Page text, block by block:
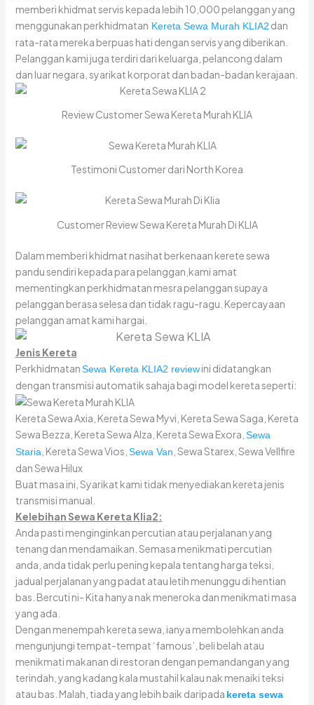
memberi khidmat servis kepada lebih 10,000 pelanggan yang
menggunakan perkhidmatan Kereta Sewa Murah KLIA2 dan
rata-rata mereka berpuas hati dengan servis yang diberikan.
Pelanggan kami juga terdiri dari keluarga, pelancong dalam
dan luar negara, syarikat korporat dan badan-badan kerajaan.
Review Customer Sewa Kereta Murah KLIA
Testimoni Customer dari North Korea
Customer Review Sewa Kereta Murah Di KLIA
Dalam memberi khidmat nasihat berkenaan kerete sewa
pandu sendiri kepada para pelanggan,kami amat
mementingkan perkhidmatan mesra pelanggan supaya
pelanggan berasa selesa dan tidak ragu-ragu. Kepercayaan
pelanggan amat kami hargai.
Jenis Kereta
PerkhidmatanSewa Kereta KLIA2 reviewini didatangkan
dengan transmisi automatik sahaja bagi model kereta seperti:
Kereta Sewa Axia, Kereta Sewa Myvi, Kereta Sewa Saga, Kereta
Sewa Bezza, Kereta Sewa Alza, Kereta Sewa Exora, Sewa
Staria , Kereta Sewa Vios, Sewa Van , Sewa Starex, Sewa Vellfire
dan Sewa Hilux
Buat masa ini, Syarikat kami tidak menyediakan kereta jenis
transmisi manual.
Kelebihan Sewa Kereta Klia2:
Anda pasti menginginkan percutian atau perjalanan yang
tenang dan mendamaikan. Semasa menikmati percutian
anda, anda tidak perlu pening kepala tentang harga teksi,
jadual perjalanan yang padat atau letih menunggu di hentian
bas. Bercuti ni- Kita hanya nak meneroka dan menikmati masa
yang ada.
Dengan menempah kereta sewa, ianya membolehkan anda
mengunjungi tempat-tempat ‘famous’, beli belah atau
menikmati makanan di restoran dengan pemandangan yang
terindah, yang kadang kala mustahil kalau nak menaiki teksi
atau bas. Malah, tiada yang lebih baik daripada kereta sewa